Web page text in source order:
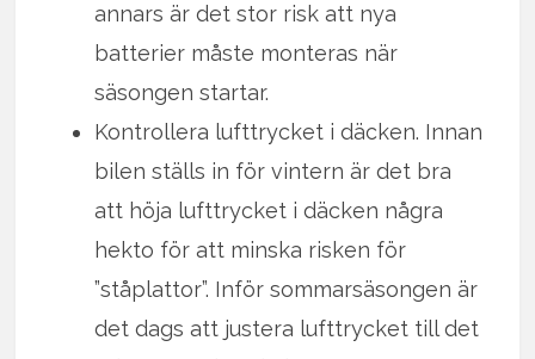
annars är det stor risk att nya
batterier måste monteras när
säsongen startar.
Kontrollera lufttrycket i däcken. Innan
bilen ställs in för vintern är det bra
att höja lufttrycket i däcken några
hekto för att minska risken för
”ståplattor”. Inför sommarsäsongen är
det dags att justera lufttrycket till det